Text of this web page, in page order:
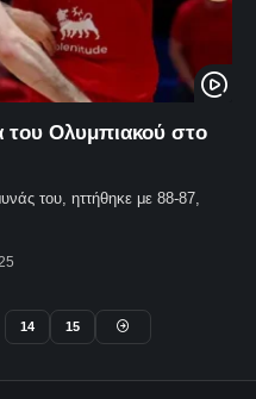
Ολυμπιακού στο
του, ηττήθηκε με 88-87,
14 15